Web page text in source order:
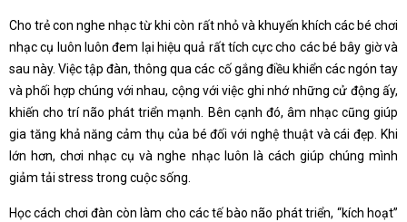
Cho trẻ con nghe nhạc từ khi còn rất nhỏ và khuyến khích các bé chơi
nhạc cụ luôn luôn đem lại hiệu quả rất tích cực cho các bé bây giờ và
sau này. Việc tập đàn, thông qua các cố gắng điều khiển các ngón tay
và phối hợp chúng với nhau, cộng với việc ghi nhớ những cử động ấy,
khiến cho trí não phát triển mạnh. Bên cạnh đó, âm nhạc cũng giúp
gia tăng khả năng cảm thụ của bé đối với nghệ thuật và cái đẹp. Khi
lớn hơn, chơi nhạc cụ và nghe nhạc luôn là cách giúp chúng mình
giảm tải stress trong cuộc sống.
Học cách chơi đàn còn làm cho các tế bào não phát triển, “kích hoạt”